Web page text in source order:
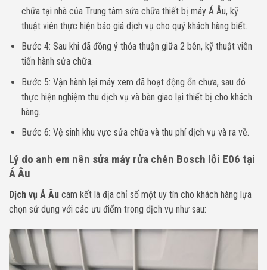
chữa tại nhà của Trung tâm sửa chữa thiết bị máy Á Âu, kỹ
thuật viên thực hiện báo giá dịch vụ cho quý khách hàng biết.
Bước 4: Sau khi đã đồng ý thỏa thuận giữa 2 bên, kỹ thuật viên
tiến hành sửa chữa.
Bước 5: Vận hành lại máy xem đã hoạt động ổn chưa, sau đó
thực hiện nghiệm thu dịch vụ và bàn giao lại thiết bị cho khách
hàng.
Bước 6: Vệ sinh khu vực sửa chữa và thu phí dịch vụ và ra về.
Lý do anh em nên sửa máy rửa chén Bosch lỗi E06 tại
Á Âu
Dịch vụ Á Âu cam kết là địa chỉ số một uy tín cho khách hàng lựa
chọn sử dụng với các ưu điểm trong dịch vụ như sau: